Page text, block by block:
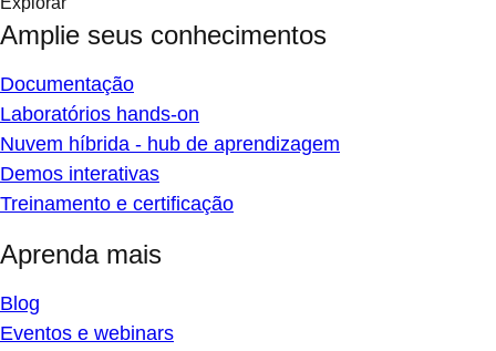
Amplie seus conhecimentos
Documentação
Laboratórios hands-on
Nuvem híbrida - hub de aprendizagem
Demos interativas
Treinamento e certificação
Aprenda mais
Blog
Eventos e webinars